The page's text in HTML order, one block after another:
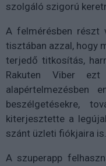
szolgáló szigorú
A felmérésben részt
tisztában azzal, hogy
terjedő titkosítás,
Rakuten Viber
alapértelmezésben
beszélgetésekre,
kiterjesztette a
szánt üzleti fiókjaira is.
A szuperapp